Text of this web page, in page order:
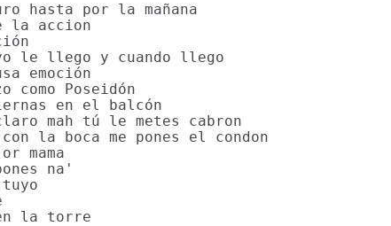
hasta por la mañana
la accion
le llego y cuando llego
emoción
como Poseidón
en el balcón
mah tú le metes cabron
con la boca me pones el condon
mama
na'
la torre